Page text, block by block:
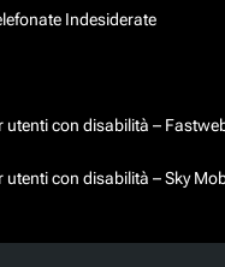
Indesiderate
utenti con disabilità –
utenti con disabilità – Sky